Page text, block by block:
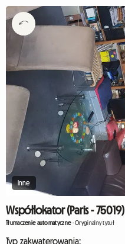
Inne
Współlokator (Paris - 75019)
Tłumaczenie automatyczne-Oryginalny tytuł
Typ zakwaterowania: